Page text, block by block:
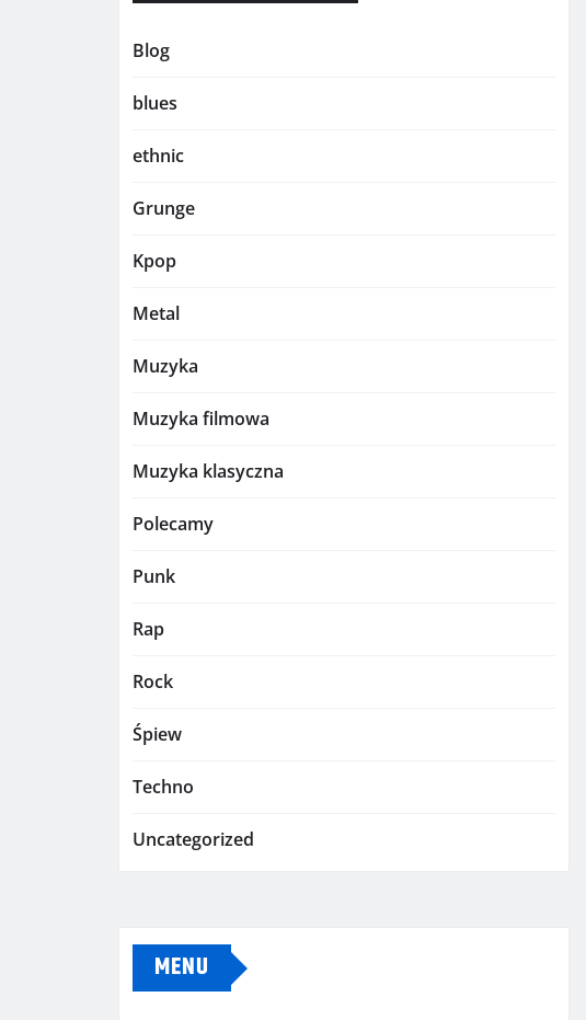
Blog
blues
ethnic
Grunge
Kpop
Metal
Muzyka
Muzyka filmowa
Muzyka klasyczna
Polecamy
Punk
Rap
Rock
Śpiew
Techno
Uncategorized
MENU